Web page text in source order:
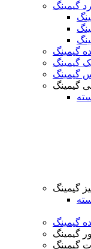
گیمینگ
گیمینگ
گیمینگ
گیمینگ
گیمینگ
گیمینگ
گیمینگ
گیمینگ
گیمینگ